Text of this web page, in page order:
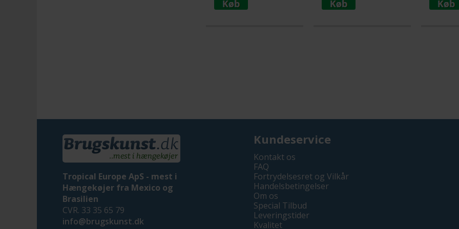
Tropical Europe ApS - mest i
Hængekøjer fra Mexico og
Brasilien
CVR. 33 35 65 79
info@brugskunst.dk
Kundeservice
Kontakt os
FAQ
Fortrydelsesret og Vilkår
Handelsbetingelser
Om os
Special Tilbud
Leveringstider
Kvalitet